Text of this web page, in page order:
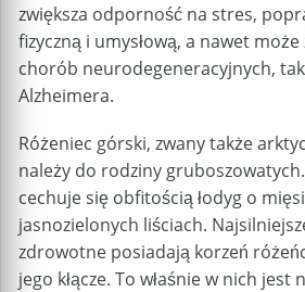
zwiększa odporność na stres,
fizyczną i umysłową, a nawet
chorób neurodegeneracyjnych,
Alzheimera.
Różeniec górski, zwany także
należy do rodziny
cechuje się obfitością łodyg o
jasnozielonych liściach.
zdrowotne posiadają korzeń
jego kłącze. To właśnie w nich